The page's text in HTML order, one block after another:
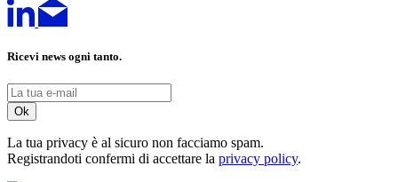
Ricevi news ogni tanto.
La tua privacy è al sicuro non facciamo spam.
Registrandoti confermi di accettare la privacy policy.